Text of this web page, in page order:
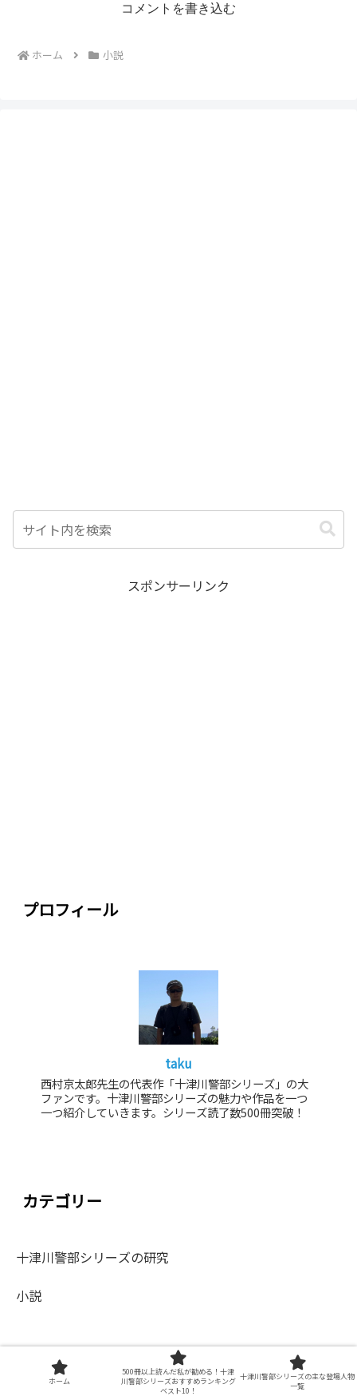
コメントを書き込む
ホーム 小説
スポンサーリンク
プロフィール
taku
西村京太郎先生の代表作「十津川警部シリーズ」の大
ファンです。十津川警部シリーズの魅力や作品を一つ
一つ紹介していきます。シリーズ読了数500冊突破！
カテゴリー
十津川警部シリーズの研究
小説
最近の投稿
ホーム
500冊以上読んだ私が勧める！十津
川警部シリーズおすすめランキング
ベスト10！
十津川警部シリーズの主な登場人物
一覧